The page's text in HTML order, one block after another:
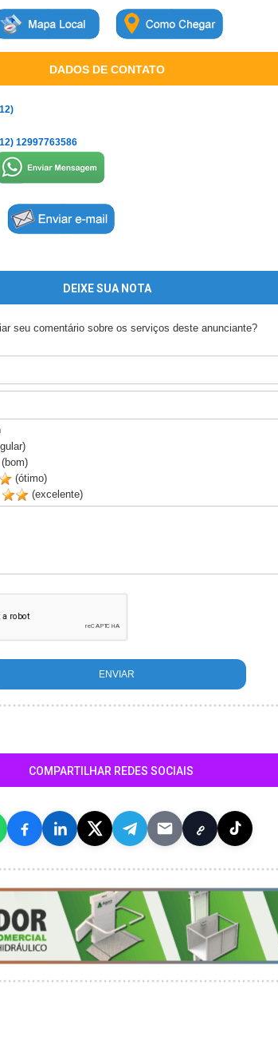
DADOS DE CONTATO
12997763586
DEIXE SUA NOTA
seu comentário sobre os serviços deste anunciante?
(ótimo)
(excelente)
COMPARTILHAR REDES SOCIAIS